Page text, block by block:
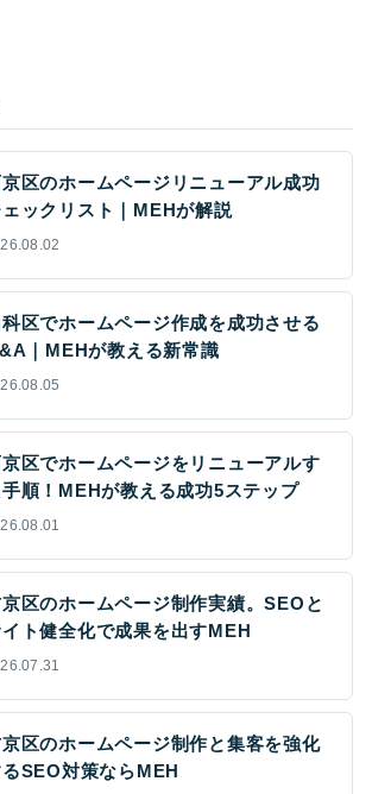
区のホームページリニューアル成功
ックリスト｜MEHが解説
区でホームページ作成を成功させる
｜MEHが教える新常識
区でホームページをリニューアルす
順！MEHが教える成功5ステップ
区のホームページ制作実績。SEOと
ト健全化で成果を出すMEH
区のホームページ制作と集客を強化
SEO対策ならMEH